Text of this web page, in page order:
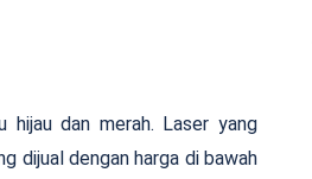
hijau dan merah. Laser yang
dijual dengan harga di bawah